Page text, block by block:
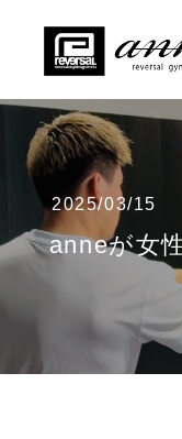
2025/03/15
anneが女